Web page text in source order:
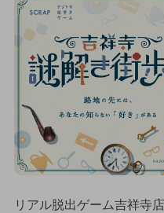
リアル脱出ゲーム吉祥寺